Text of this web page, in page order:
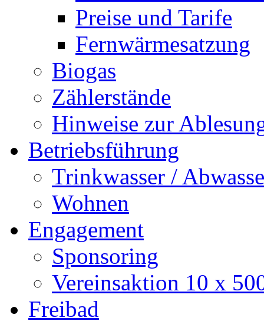
Preise und Tarife
Fernwärmesatzung
Biogas
Zählerstände
Hinweise zur
Betriebsführung
Trinkwasser /
Wohnen
Engagement
Sponsoring
Vereinsaktion 10 x
Freibad